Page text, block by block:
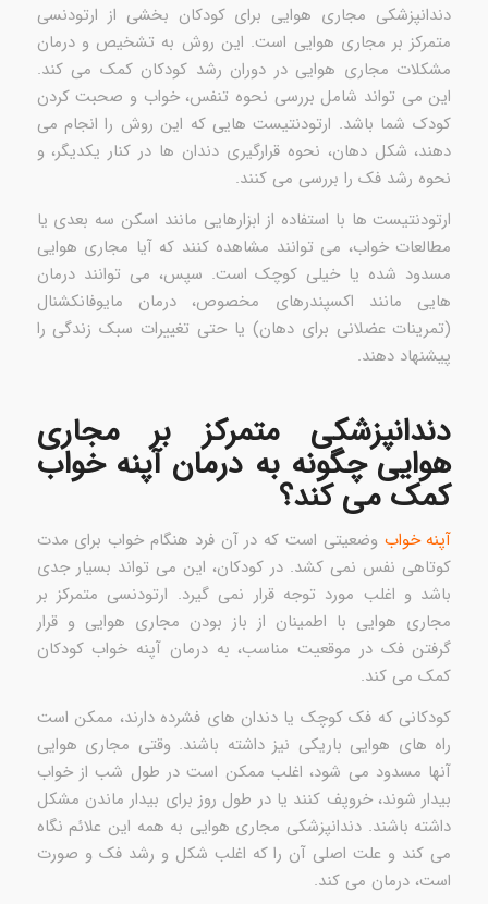
دندانپزشکی مجاری هوایی برای کودکان بخشی از ارتودنسی
متمرکز بر مجاری هوایی است. این روش به تشخیص و درمان
مشکلات مجاری هوایی در دوران رشد کودکان کمک می کند.
این می تواند شامل بررسی نحوه تنفس، خواب و صحبت کردن
کودک شما باشد. ارتودنتیست هایی که این روش را انجام می
دهند، شکل دهان، نحوه قرارگیری دندان ها در کنار یکدیگر، و
نحوه رشد فک را بررسی می کنند.
ارتودنتیست ها با استفاده از ابزارهایی مانند اسکن سه بعدی یا
مطالعات خواب، می توانند مشاهده کنند که آیا مجاری هوایی
مسدود شده یا خیلی کوچک است. سپس، می توانند درمان
هایی مانند اکسپندرهای مخصوص، درمان مایوفانکشنال
(تمرینات عضلانی برای دهان) یا حتی تغییرات سبک زندگی را
پیشنهاد دهند.
دندانپزشکی متمرکز بر مجاری
هوایی چگونه به درمان آپنه خواب
کمک می کند؟
آپنه خواب وضعیتی است که در آن فرد هنگام خواب برای مدت
کوتاهی نفس نمی کشد. در کودکان، این می تواند بسیار جدی
باشد و اغلب مورد توجه قرار نمی گیرد. ارتودنسی متمرکز بر
مجاری هوایی با اطمینان از باز بودن مجاری هوایی و قرار
گرفتن فک در موقعیت مناسب، به درمان آپنه خواب کودکان
کمک می کند.
کودکانی که فک کوچک یا دندان های فشرده دارند، ممکن است
راه های هوایی باریکی نیز داشته باشند. وقتی مجاری هوایی
آنها مسدود می شود، اغلب ممکن است در طول شب از خواب
بیدار شوند، خروپف کنند یا در طول روز برای بیدار ماندن مشکل
داشته باشند. دندانپزشکی مجاری هوایی به همه این علائم نگاه
می کند و علت اصلی آن را که اغلب شکل و رشد فک و صورت
است، درمان می کند.